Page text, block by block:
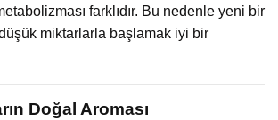
farklıdır. Bu nedenle yeni bir
miktarlarla başlamak iyi bir
Doğal Aroması